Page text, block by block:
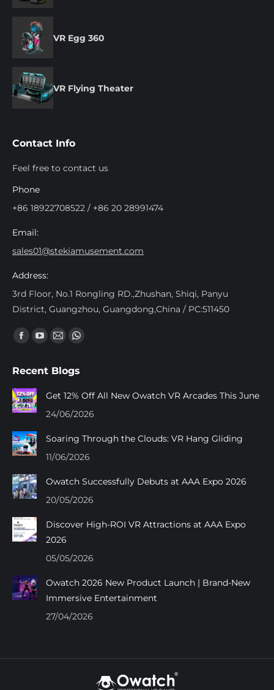
VR Egg 360
VR Flying Theater
Contact Info
Feel free to contact us
Phone
+86 18922708522 / +86 20 28991474
Email:
sales01@stekiamusement.com
Address:
3rd Floor, No.1 Rongling RD.,Zhushan, Shiqi, Panyu
District, Guangzhou, Guangdong,China / PC:511450
Encuéntranos en:
Facebook
opens
in
new
YouTube
opens
in
Mail
opens
in
Whatsapp
opens
in
Recent Blogs
Get 12% Off All New Owatch VR Arcades This June
24/06/2026
Soaring Through the Clouds: VR Hang Gliding
11/06/2026
Owatch Successfully Debuts at AAA Expo 2026
20/05/2026
Discover High-ROI VR Attractions at AAA Expo
2026
05/05/2026
Owatch 2026 New Product Launch | Brand-New
Immersive Entertainment
27/04/2026